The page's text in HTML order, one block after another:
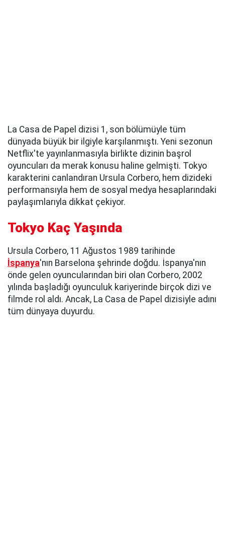
La Casa de Papel dizisi 1, son bölümüyle tüm
dünyada büyük bir ilgiyle karşılanmıştı. Yeni sezonun
Netflix'te yayınlanmasıyla birlikte dizinin başrol
oyuncuları da merak konusu haline gelmişti. Tokyo
karakterini canlandıran Ursula Corbero, hem dizideki
performansıyla hem de sosyal medya hesaplarındaki
paylaşımlarıyla dikkat çekiyor.
Tokyo Kaç Yaşında
Ursula Corbero, 11 Ağustos 1989 tarihinde
İspanya'nın Barselona şehrinde doğdu. İspanya'nın
önde gelen oyuncularından biri olan Corbero, 2002
yılında başladığı oyunculuk kariyerinde birçok dizi ve
filmde rol aldı. Ancak, La Casa de Papel dizisiyle adını
tüm dünyaya duyurdu.